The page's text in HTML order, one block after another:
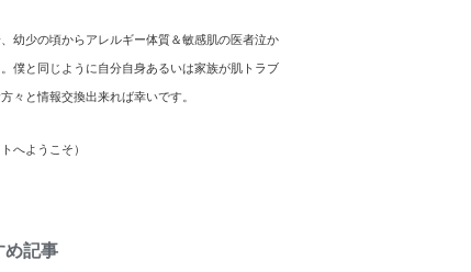
幼少の頃からアレルギー体質＆敏感肌の医者泣か
僕と同じように自分自身あるいは家族が肌トラブ
々と情報交換出来れば幸いです。
へようこそ ）
め記事